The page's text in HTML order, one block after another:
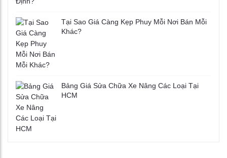
Tại Sao Giá Càng Kẹp Phuy Mỗi Nơi Bán Mỗi
Khác?
Bảng Giá Sửa Chữa Xe Nâng Các Loại Tại
HCM